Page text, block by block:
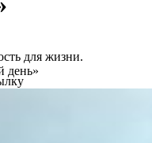
для жизни.
день»